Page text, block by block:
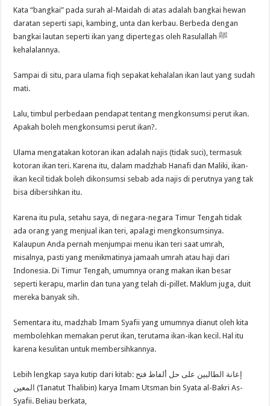
Kata “bangkai” pada surah al-Maidah di atas adalah bangkai hewan
daratan seperti sapi, kambing, unta dan kerbau. Berbeda dengan
bangkai lautan seperti ikan yang dipertegas oleh Rasulallah ﷺ
kehalalannya.
Sampai di situ, para ulama fiqh sepakat kehalalan ikan laut yang sudah
mati.
Lalu, timbul perbedaan pendapat tentang mengkonsumsi perut ikan.
Apakah boleh mengkonsumsi perut ikan?.
Ulama mengatakan kotoran ikan adalah najis (tidak suci), termasuk
kotoran ikan teri. Karena itu, dalam madzhab Hanafi dan Maliki, ikan-
ikan kecil tidak boleh dikonsumsi sebab ada najis di perutnya yang tak
bisa dibersihkan itu.
Karena itu pula, setahu saya, di negara-negara Timur Tengah tidak
ada orang yang menjual ikan teri, apalagi mengkonsumsinya.
Kalaupun Anda pernah menjumpai menu ikan teri saat umrah,
misalnya, pasti yang menikmatinya jamaah umrah atau haji dari
Indonesia. Di Timur Tengah, umumnya orang makan ikan besar
seperti kerapu, marlin dan tuna yang telah di-pillet. Maklum juga, duit
mereka banyak sih.
Sementara itu, madzhab Imam Syafii yang umumnya dianut oleh kita
membolehkan memakan perut ikan, terutama ikan-ikan kecil. Hal itu
karena kesulitan untuk membersihkannya.
Lebih lengkap saya kutip dari kitab: إعانة الطالبين على حل ألفاظ فتح
المعين (‘Ianatut Thalibin) karya Imam Utsman bin Syata al-Bakri As-
Syafii. Beliau berkata,